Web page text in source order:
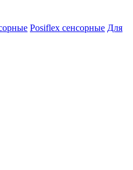
Posiflex сенсорные Для